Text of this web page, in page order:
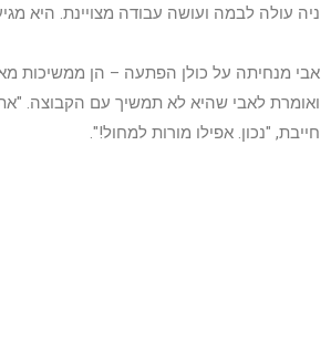
ניה עולה לבמה ועושה עבודה מצויינת. היא
אבי מנחיתה על כולן הפתעה – הן ממשיכות
ואומרת לאבי שהיא לא תמשיך עם הקבוצה.
חייבת, "נכון. אפילו מורות למחול!".